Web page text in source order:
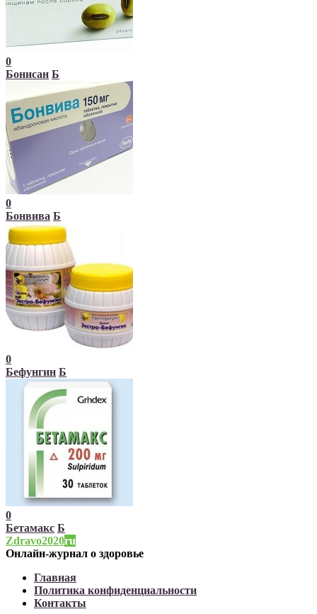
0
Бонисан Б
0
Бонвива Б
0
Бефунгин Б
0
Бетамакс Б
Zdravo2020ru
Онлайн-журнал о здоровье
Главная
Политика конфиденциальности
Контакты